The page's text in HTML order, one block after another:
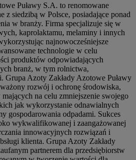
Puławy S.A. to renomowane
z siedzibą w Polsce, posiadające ponad
w branży. Firma specjalizuje się w
kaprolaktamu, melaminy i innych
najnowocześniejsze
technologie w celu
produktów odpowiadających
branż, w tym rolnictwa,
Grupa Azoty Zakłady Azotowe Puławy
rozwój i ochronę środowiska,
na celu zmniejszenie swojego
jak wykorzystanie odnawialnych
gospodarowania odpadami. Sukces
wykwalifikowanej i zaangażowanej
innowacyjnych rozwiązań i
klienta. Grupa Azoty Zakłady
partnerem dla przedsiębiorstw